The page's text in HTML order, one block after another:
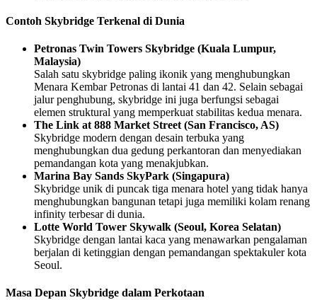
Contoh Skybridge Terkenal di Dunia
Petronas Twin Towers Skybridge (Kuala Lumpur,
Malaysia)
Salah satu skybridge paling ikonik yang menghubungkan
Menara Kembar Petronas di lantai 41 dan 42. Selain sebagai
jalur penghubung, skybridge ini juga berfungsi sebagai
elemen struktural yang memperkuat stabilitas kedua menara.
The Link at 888 Market Street (San Francisco, AS)
Skybridge modern dengan desain terbuka yang
menghubungkan dua gedung perkantoran dan menyediakan
pemandangan kota yang menakjubkan.
Marina Bay Sands SkyPark (Singapura)
Skybridge unik di puncak tiga menara hotel yang tidak hanya
menghubungkan bangunan tetapi juga memiliki kolam renang
infinity terbesar di dunia.
Lotte World Tower Skywalk (Seoul, Korea Selatan)
Skybridge dengan lantai kaca yang menawarkan pengalaman
berjalan di ketinggian dengan pemandangan spektakuler kota
Seoul.
Masa Depan Skybridge dalam Perkotaan